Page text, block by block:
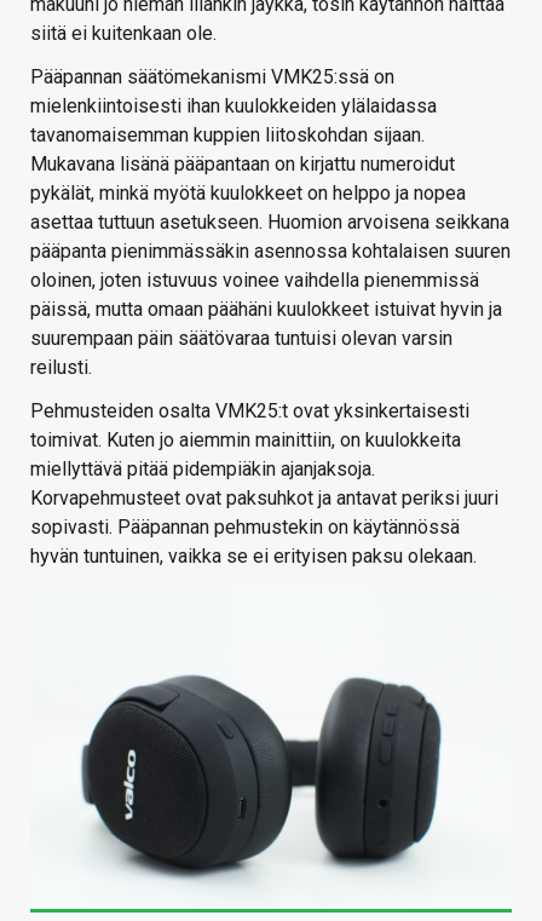
siitä ei kuitenkaan ole.
Pääpannan säätömekanismi VMK25:ssä on
mielenkiintoisesti ihan kuulokkeiden ylälaidassa
tavanomaisemman kuppien liitoskohdan sijaan.
Mukavana lisänä pääpantaan on kirjattu numeroidut
pykälät, minkä myötä kuulokkeet on helppo ja nopea
asettaa tuttuun asetukseen. Huomion arvoisena seikkana
pääpanta pienimmässäkin asennossa kohtalaisen suuren
oloinen, joten istuvuus voinee vaihdella pienemmissä
päissä, mutta omaan päähäni kuulokkeet istuivat hyvin ja
suurempaan päin säätövaraa tuntuisi olevan varsin
reilusti.
Pehmusteiden osalta VMK25:t ovat yksinkertaisesti
toimivat. Kuten jo aiemmin mainittiin, on kuulokkeita
miellyttävä pitää pidempiäkin ajanjaksoja.
Korvapehmusteet ovat paksuhkot ja antavat periksi juuri
sopivasti. Pääpannan pehmustekin on käytännössä
hyvän tuntuinen, vaikka se ei erityisen paksu olekaan.